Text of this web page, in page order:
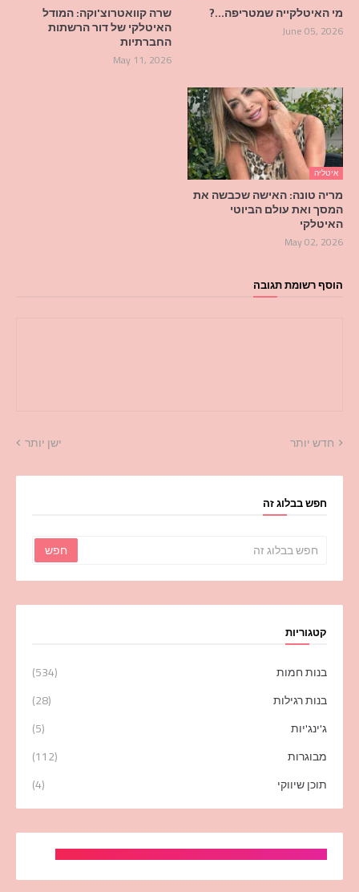
מי האיטלקייה שמטריפה…?
June 05, 2026
שרה קוואטרוצ'וקה: המודל
האיטלקי של דור הרשתות
החברתיות
May 11, 2026
איטליה
מריה טונה: האישה שכבשה את
המסך ואת עולם הביוטי
האיטלקי
May 02, 2026
הוסף רשומת תגובה
חדש יותר ישן יותר
חפש בבלוג זה
קטגוריות
בנות חמות
(534)
בנות רגילות
(28)
ג'ינג'יות
(5)
מבוגרות
(112)
תוכן שיווקי
(4)